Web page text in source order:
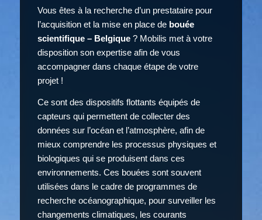
Vous êtes à la recherche d’un prestataire pour
l’acquisition et la mise en place de bouée
scientifique – Belgique? Mobilis met à votre
disposition son expertise afin de vous
accompagner dans chaque étape de votre
projet !
Ce sont des dispositifs flottants équipés de
capteurs qui permettent de collecter des
données sur l’océan et l’atmosphère, afin de
mieux comprendre les processus physiques et
biologiques qui se produisent dans ces
environnements. Ces bouées sont souvent
utilisées dans le cadre de programmes de
recherche océanographique, pour surveiller les
changements climatiques, les courants